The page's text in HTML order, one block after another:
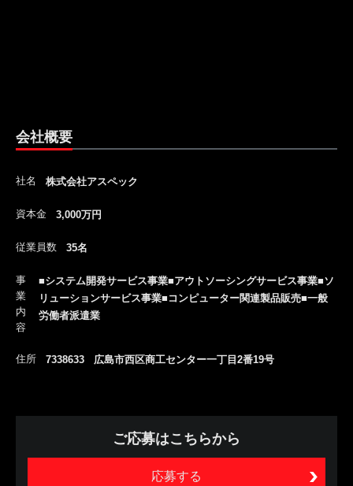
会社概要
社名 株式会社アスペック
資本金 3,000万円
従業員数 35名
事
業
内
容
■システム開発サービス事業■アウトソーシングサービス事業■ソ
リューションサービス事業■コンピューター関連製品販売■一般
労働者派遣業
住所 7338633 広島市西区商工センター一丁目2番19号
ご応募はこちらから
応募する